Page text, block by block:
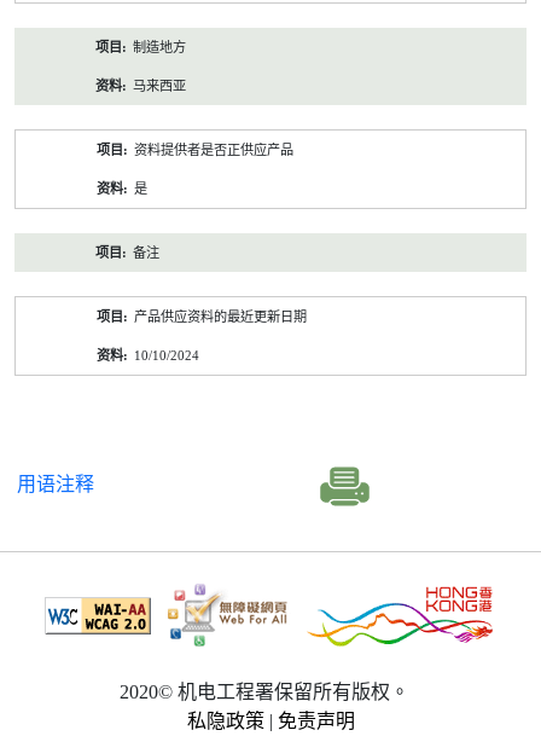
制造地方
马来西亚
资料提供者是否正供应产品
是
备注
产品供应资料的最近更新日期
10/10/2024
用语注释
2020© 机电工程署保留所有版权。
私隐政策 | 免责声明